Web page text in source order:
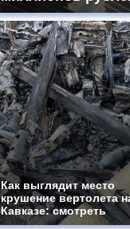
Как выглядит место
крушение вертолета
Кавказе: смотреть